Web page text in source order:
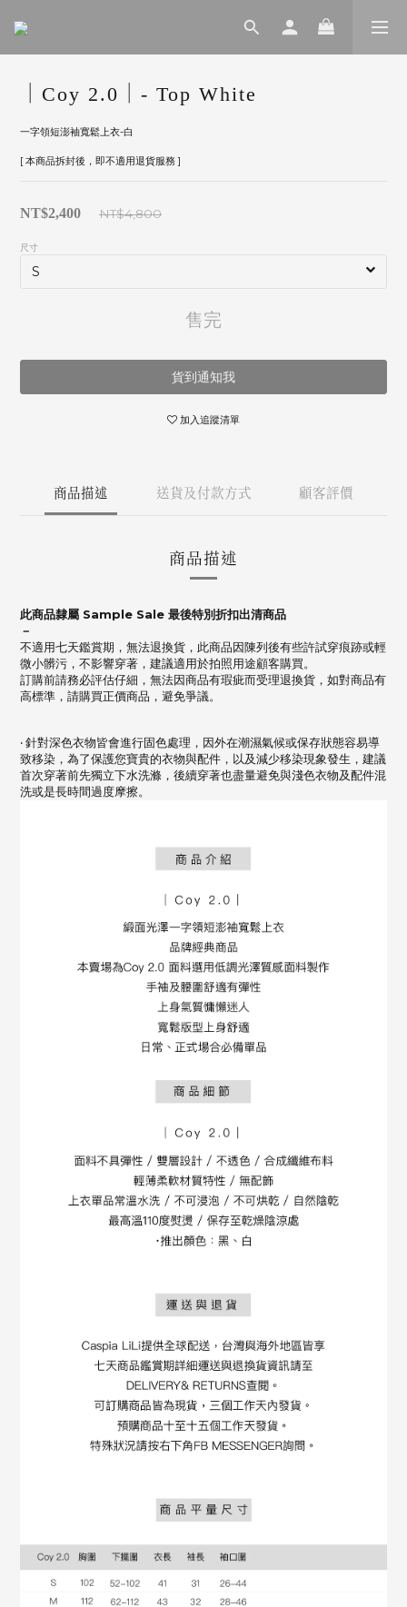
｜Coy 2.0｜- Top White
一字領短澎袖寬鬆上衣-白
[ 本商品拆封後，即不適用退貨服務 ]
NT$2,400 NT$4,800
尺寸
售完
貨到通知我
加入追蹤清單
商品描述 送貨及付款方式 顧客評價
商品描述
此商品隸屬 Sample Sale 最後特別折扣出清商品
－
不適用七天鑑賞期，無法退換貨，此商品因陳列後有些許試穿痕跡或輕
微小髒污，不影響穿著，建議適用於拍照用途顧客購買。
訂購前請務必評估仔細，無法因商品有瑕疵而受理退換貨，如對商品有
高標準，請購買正價商品，避免爭議。
‧ 針對深色衣物皆會進行固色處理，因外在潮濕氣候或保存狀態容易導
致移染，為了保護您寶貴的衣物與配件，以及減少移染現象發生，建議
首次穿著前先獨立下水洗滌，後續穿著也盡量避免與淺色衣物及配件混
洗或是長時間過度摩擦。